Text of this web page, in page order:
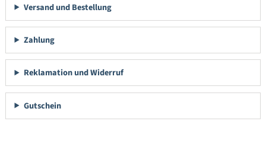
Versand und Bestellung
Zahlung
Reklamation und Widerruf
Gutschein